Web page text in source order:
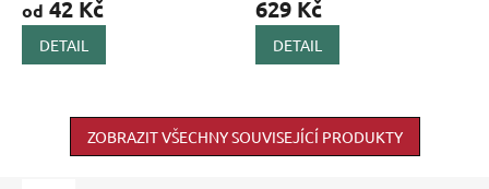
od 42 Kč
DETAIL
629 Kč
DETAIL
ZOBRAZIT VŠECHNY SOUVISEJÍCÍ PRODUKTY